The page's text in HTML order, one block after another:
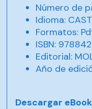
Número de
Idioma:
Formatos:
ISBN:
Editorial:
Año de
Descargar